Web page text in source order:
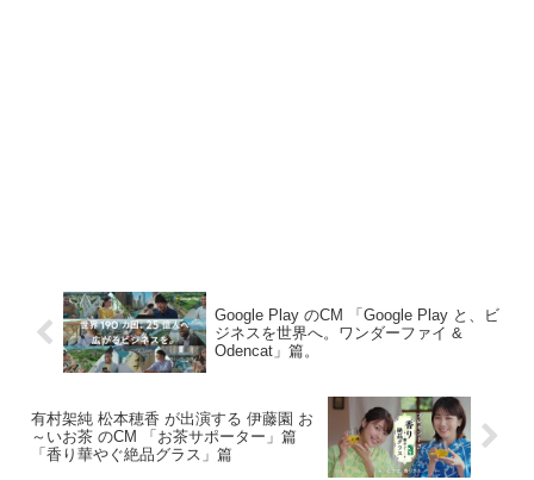
Google Play のCM 「Google Play と、ビ
ジネスを世界へ。ワンダーファイ &
Odencat」篇。
有村架純 松本穂香 が出演する 伊藤園 お
～いお茶 のCM 「お茶サポーター」篇
「香り華やぐ絶品グラス」篇